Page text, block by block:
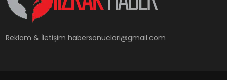
Reklam & İletişimhabersonuclari@gmail.com